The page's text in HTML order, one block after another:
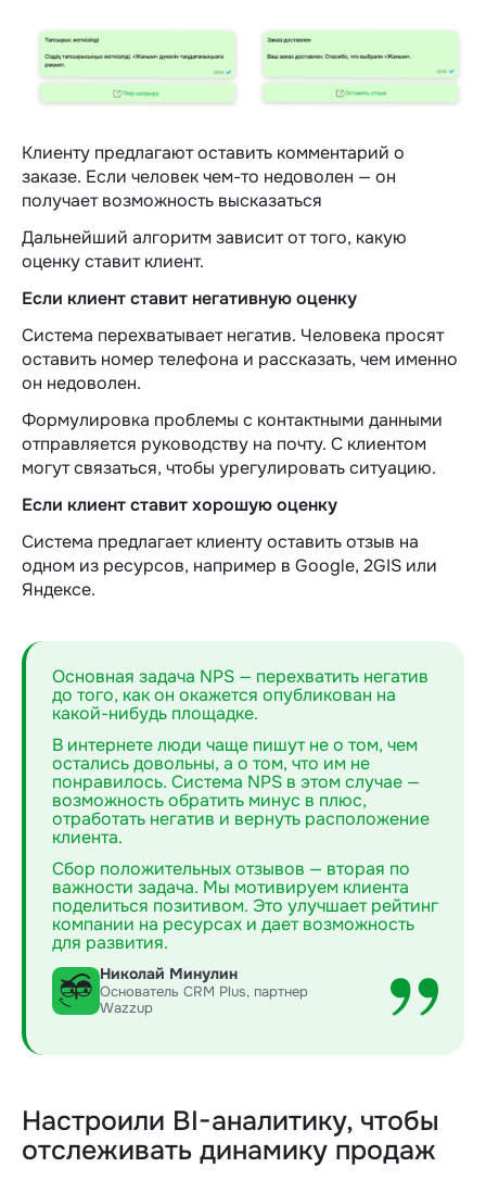
Клиенту предлагают оставить комментарий о
заказе. Если человек чем-то недоволен — он
получает возможность высказаться
Дальнейший алгоритм зависит от того, какую
оценку ставит клиент.
Если клиент ставит негативную оценку
Система перехватывает негатив. Человека просят
оставить номер телефона и рассказать, чем именно
он недоволен.
Формулировка проблемы с контактными данными
отправляется руководству на почту. С клиентом
могут связаться, чтобы урегулировать ситуацию.
Если клиент ставит хорошую оценку
Система предлагает клиенту оставить отзыв на
одном из ресурсов, например в Google, 2GIS или
Яндексе.
Основная задача NPS — перехватить негатив
до того, как он окажется опубликован на
какой-нибудь площадке.
В интернете люди чаще пишут не о том, чем
остались довольны, а о том, что им не
понравилось. Система NPS в этом случае —
возможность обратить минус в плюс,
отработать негатив и вернуть расположение
клиента.
Сбор положительных отзывов — вторая по
важности задача. Мы мотивируем клиента
поделиться позитивом. Это улучшает рейтинг
компании на ресурсах и дает возможность
для развития.
Николай Минулин
Основатель CRM Plus, партнер
Wazzup
Настроили BI-аналитику, чтобы
отслеживать динамику продаж